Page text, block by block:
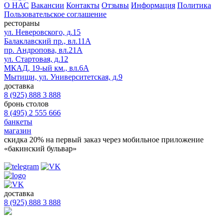
О НАС Вакансии Контакты Отзывы Информация Политика
Пользовательское соглашение
рестораны
ул. Неверовского, д.15
Балаклавский пр., вл.11А
пр. Андропова, вл.21А
ул. Стартовая, д.12
МКАД, 19-ый км., вл.6А
Мытищи, ул. Университетская, д.9
доставка
8 (925) 888 3 888
бронь столов
8 (495) 2 555 666
банкеты
магазин
скидка 20% на первый заказ через мобильное приложение
«бакинский бульвар»
доставка
8 (925) 888 3 888